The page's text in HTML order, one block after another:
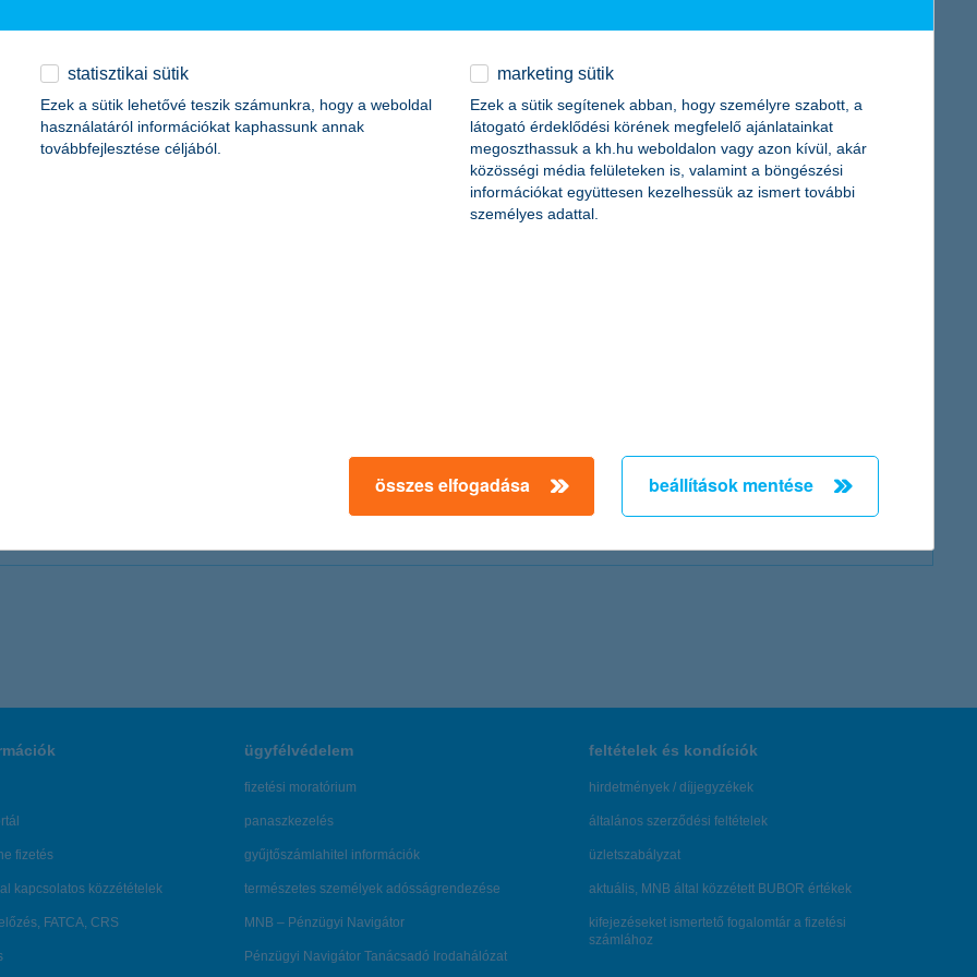
Pozitívum ugyanakkor, hogy nőtt a karbonkibocsátást mérő vagy mérni tervező cégek aránya (7-ről 9 százalékra).
(49 pont), míg a 2 milliárd forint alatti vállalatok eddigi legalacsonyabb fenntarthatósági index értéküket produkálták.
mindössze 6 pont különbség van: a 35 pontos átlaghoz képest az ipari vállalatok indexe 38 pont, a mezőgazdaságiaké 37, a
Hasonlóképpen régiós szinten is minimális az eltérés (33, illetve 35-35 pont a három régiós alindex értéke).
fizetés
kapcsolatos közzétételek
FATCA, CRS
ügyfélvédelem
fizetési moratórium
panaszkezelés
gyűjtőszámlahitel információk
természetes személyek adósságrendezése
MNB – Pénzügyi Navigátor
Pénzügyi Navigátor Tanácsadó Irodahálózat
feltételek és kondíciók
hirdetmények / díjjegyzékek
általános szerződési feltételek
üzletszabályzat
aktuális, MNB által közzétett BUBOR értékek
kifejezéseket ismertető fogalomtár a fizetési
számlához
statisztikai sütik
Ezek a sütik lehetővé teszik számunkra, hogy a weboldal
használatáról információkat kaphassunk annak
továbbfejlesztése céljából.
marketing sütik
Ezek a sütik segítenek abban, hogy személyre szabott, a
látogató érdeklődési körének megfelelő ajánlatainkat
megoszthassuk a kh.hu weboldalon vagy azon kívül, akár
közösségi média felületeken is, valamint a böngészési
információkat együttesen kezelhessük az ismert további
személyes adattal.
összes elfogadása beállítások mentése